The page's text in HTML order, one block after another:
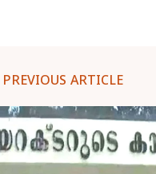
PREVIOUS ARTICLE